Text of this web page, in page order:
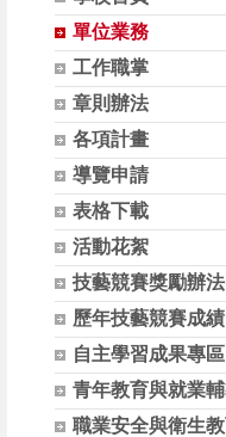
單位業務
工作職掌
章則辦法
各項計畫
導覽申請
表格下載
活動花絮
技藝競賽獎勵辦法
歷年技藝競賽成績
自主學習成果專區
青年教育與就業
職業安全與衛生